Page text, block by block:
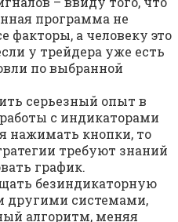
программа не
факторы, а человеку это
у трейдера уже есть
по выбранной
серьезный опыт в
с индикаторами
нажимать кнопки, то
требуют знаний
график.
безиндикаторную
другими системами,
алгоритм, меняя